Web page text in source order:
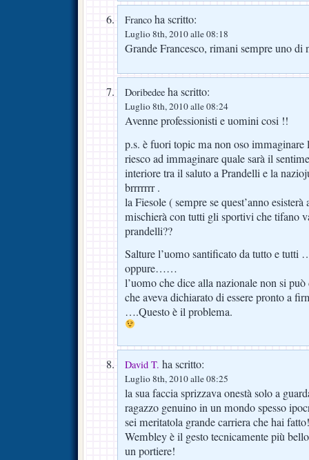
Franco ha scritto:
Luglio 8th, 2010 alle 08:18
Grande Francesco, rimani sempre uno di
Doribedee ha scritto:
Luglio 8th, 2010 alle 08:24
Avenne professionisti e uomini cosi !!
p.s. è fuori topic ma non oso immaginare
riesco ad immaginare quale sarà il
interiore tra il saluto a Prandelli e la
brrrrrrr .
la Fiesole ( sempre se quest’anno
mischierà con tutti gli sportivi che tifano
prandelli??
Salture l’uomo santificato da tutto e
oppure……
l’uomo che dice alla nazionale non si
che aveva dichiarato di essere pronto a
….Questo è il problema.
David T. ha scritto:
Luglio 8th, 2010 alle 08:25
la sua faccia sprizzava onestà solo a
ragazzo genuino in un mondo spesso
sei meritatola grande carriera che hai
Wembley è il gesto tecnicamente più
un portiere!